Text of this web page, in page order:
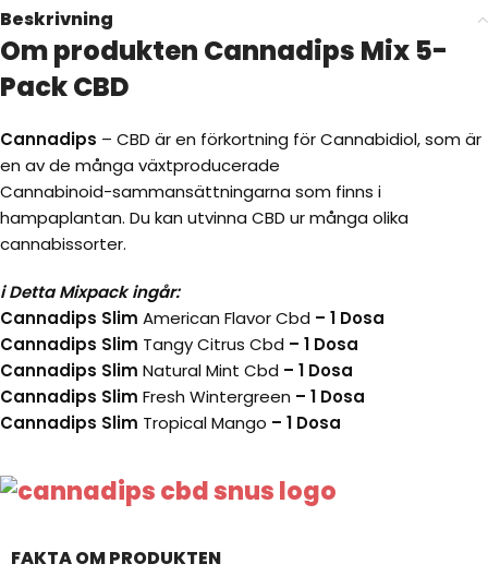
Beskrivning
Om produkten Cannadips Mix 5-
Pack CBD
Cannadips – CBD är en förkortning för Cannabidiol, som är
en av de många växtproducerade
Cannabinoid-sammansättningarna som finns i
hampaplantan. Du kan utvinna CBD ur många olika
cannabissorter.
i Detta Mixpack ingår:
Cannadips Slim American Flavor Cbd – 1 Dosa
Cannadips Slim Tangy Citrus Cbd – 1 Dosa
Cannadips Slim Natural Mint Cbd – 1 Dosa
Cannadips Slim Fresh Wintergreen – 1 Dosa
Cannadips Slim Tropical Mango – 1 Dosa
FAKTA OM PRODUKTEN